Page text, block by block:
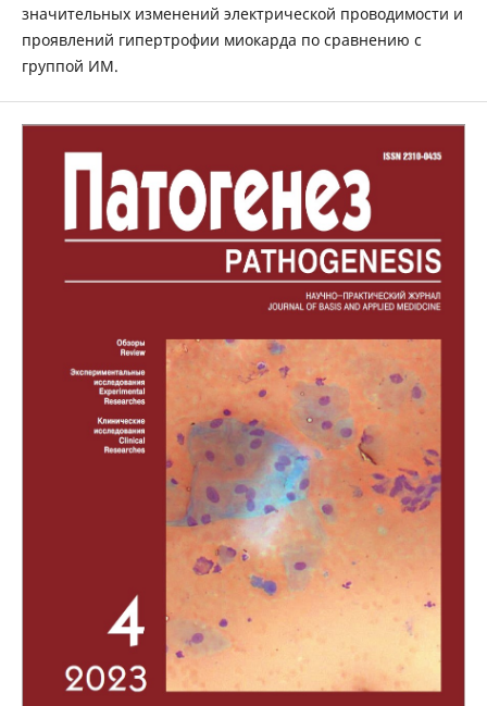
значительных изменений электрической проводимости и
проявлений гипертрофии миокарда по сравнению с
группой ИМ.